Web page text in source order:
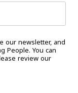
our newsletter, and
People. You can
review our